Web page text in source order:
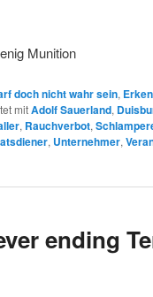
Munition
doch nicht wahr sein,
mitAdolf Sauerland,
, Rauchverbot,
, Unternehmer,
ending